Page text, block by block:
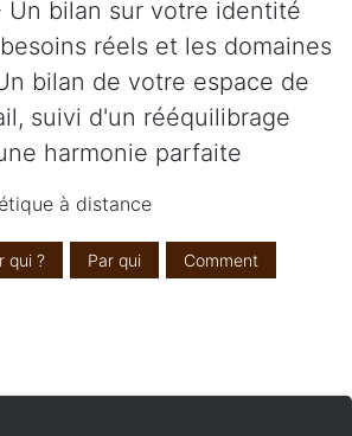
Un bilan sur votre identité
réels et les domaines
bilan de votre espace de
suivi d'un rééquilibrage
harmonie parfaite
à distance
qui ? Par qui Comment